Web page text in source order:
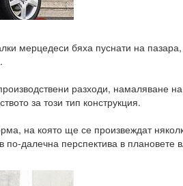
мерцедеси бяха пуснати на
разходи,
за този тип конструкция.
на която ще се произвеждат
далечна перспектива в плановете